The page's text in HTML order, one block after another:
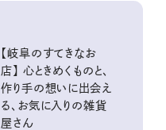
【岐阜のすてきなお
店】 心ときめくものと、
作り手の想いに出会え
る、お気に入りの雑貨
屋さん